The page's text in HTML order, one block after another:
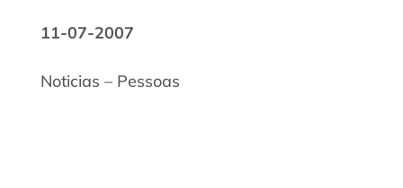
11-07-2007
Noticias – Pessoas